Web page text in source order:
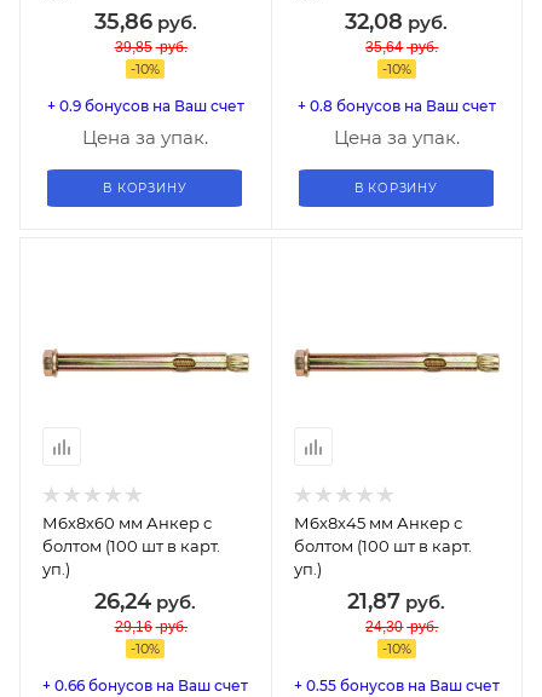
35,86руб.
39,85 руб.
-10%
+ 0.9 бонусов на Ваш счет
Цена за упак.
В КОРЗИНУ
32,08 руб.
35,64 руб.
-10%
+ 0.8 бонусов на Ваш счет
Цена за упак.
В КОРЗИНУ
М6х8х60 мм Анкер с
болтом (100 шт в карт.
уп.)
26,24 руб.
29,16 руб.
-10%
+ 0.66 бонусов на Ваш счет
М6х8х45 мм Анкер с
болтом (100 шт в карт.
уп.)
21,87 руб.
24,30 руб.
-10%
+ 0.55 бонусов на Ваш счет